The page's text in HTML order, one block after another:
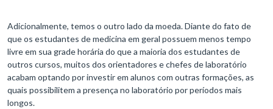
Adicionalmente, temos o outro lado da moeda. Diante do fato de
que os estudantes de medicina em geral possuem menos tempo
livre em sua grade horária do que a maioria dos estudantes de
outros cursos, muitos dos orientadores e chefes de laboratório
acabam optando por investir em alunos com outras formações, as
quais possibilitem a presença no laboratório por períodos mais
longos.